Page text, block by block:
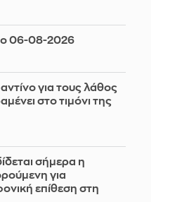
06-08-2026
για τους λάθος
στο τιμόνι της
σήμερα η
για
επίθεση στη